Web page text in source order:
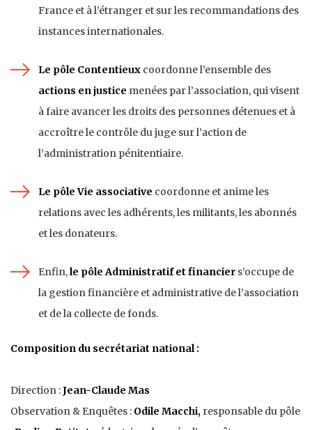
France et à l’étranger et sur les recommandations des
instances internationales.
Le pôle Contentieux coordonne l’ensemble des
actions en justice menées par l’association, qui visent
à faire avancer les droits des personnes détenues et à
accroître le contrôle du juge sur l’action de
l’administration pénitentiaire.
Le pôle Vie associative coordonne et anime les
relations avec les adhérents, les militants, les abonnés
et les donateurs.
Enfin,le pôle Administratif et financier s’occupe de
la gestion financière et administrative de l’association
et de la collecte de fonds.
Composition du secrétariat national :
Direction :Jean-Claude Mas
Observation & Enquêtes : Odile Macchi, responsable du pôle